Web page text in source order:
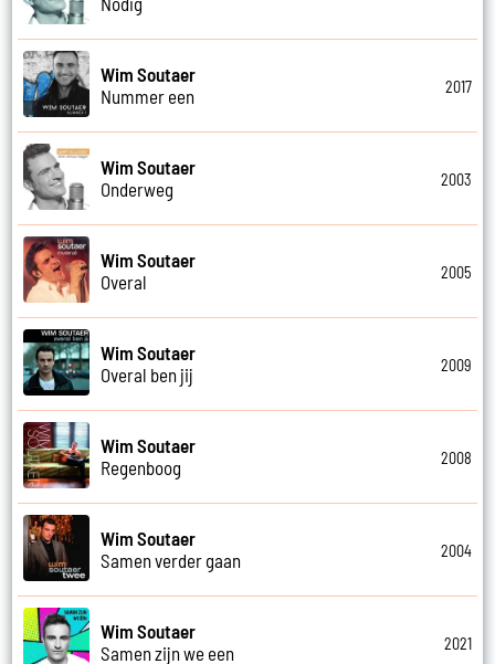
Wim Soutaer
Nummer een
2017
Wim Soutaer
Onderweg
2003
Wim Soutaer
Overal
2005
Wim Soutaer
Overal ben jij
2009
Wim Soutaer
Regenboog
2008
Wim Soutaer
Samen verder gaan
2004
Wim Soutaer
Samen zijn we een
2021